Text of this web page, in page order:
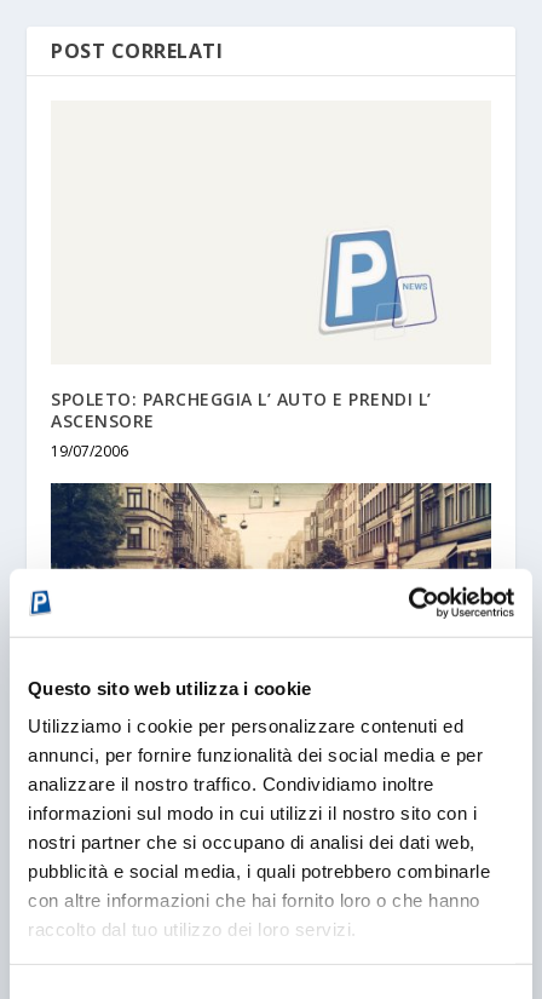
Questo sito web utilizza i cookie
Utilizziamo i cookie per personalizzare contenuti ed
annunci, per fornire funzionalità dei social media e per
analizzare il nostro traffico. Condividiamo inoltre
informazioni sul modo in cui utilizzi il nostro sito con i
nostri partner che si occupano di analisi dei dati web,
pubblicità e social media, i quali potrebbero combinarle
con altre informazioni che hai fornito loro o che hanno
raccolto dal tuo utilizzo dei loro servizi.
POST CORRELATI
SPOLETO: PARCHEGGIA L’ AUTO E PRENDI L’
ASCENSORE
19/07/2006
IL PARCHEGGIATORE ABUSIVO: PIAGA NAZIONALE
– Parte 1
08/06/2016